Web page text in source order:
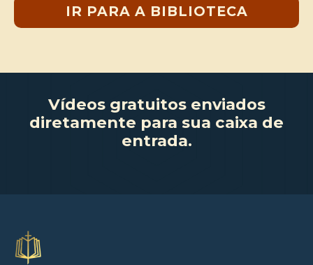
IR PARA A BIBLIOTECA
Vídeos gratuitos enviados
diretamente para sua caixa de
entrada.